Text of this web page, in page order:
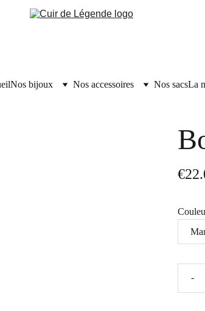
Nos bijoux Nos accessoires Nos sacsLa
-